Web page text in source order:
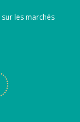
les marchés